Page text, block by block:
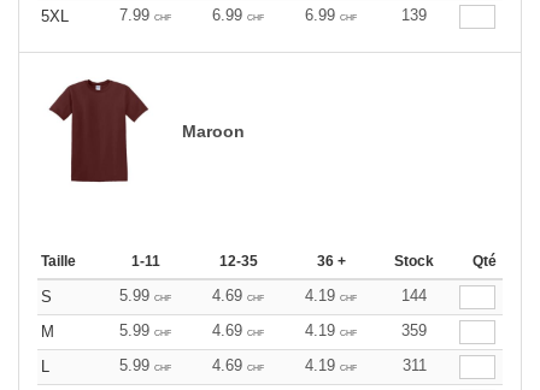
5XL
7.99 CHF 6.99 CHF 6.99 CHF 139
Maroon
Taille 1-11 12-35 36 + Stock Qté
S 5.99 CHF 4.69 CHF 4.19 CHF
144
M
5.99 CHF 4.69 CHF 4.19 CHF
359
L
5.99 CHF 4.69 CHF 4.19 CHF
311